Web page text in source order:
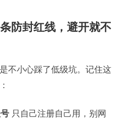
防封红线，避开就不
不小心踩了低级坑。记住这
只自己注册自己用，别网